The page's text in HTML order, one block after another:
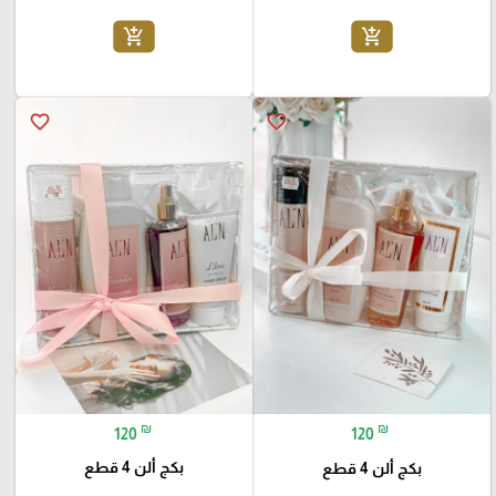
add_shopping_cart
add_shopping_cart
favorite_border
120 ₪
بكج ألن 4 قطع
favorite_border
120 ₪
بكج ألن 4 قطع